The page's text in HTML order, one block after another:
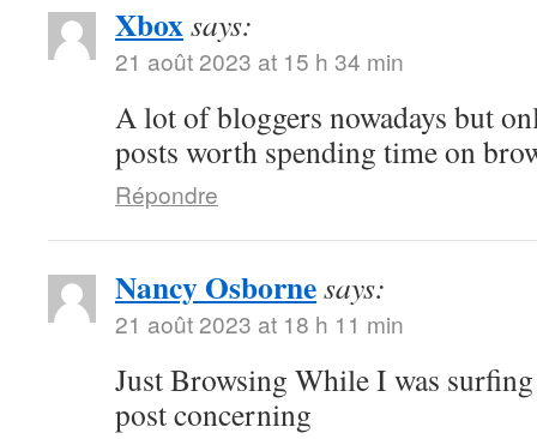
Xboxsays:
21 août 2023 at 15 h 34 min
A lot of bloggers nowadays but
posts worth spending time on
Répondre
Nancy Osbornesays:
21 août 2023 at 18 h 11 min
Just Browsing While I was
post concerning